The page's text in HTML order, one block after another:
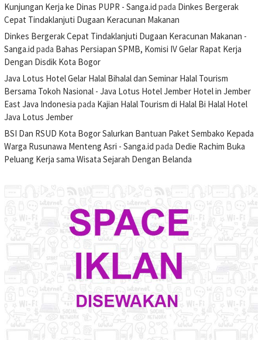
Kunjungan Kerja ke Dinas PUPR - Sanga.id pada Dinkes Bergerak
Cepat Tindaklanjuti Dugaan Keracunan Makanan
Dinkes Bergerak Cepat Tindaklanjuti Dugaan Keracunan Makanan -
Sanga.id pada Bahas Persiapan SPMB, Komisi IV Gelar Rapat Kerja
Dengan Disdik Kota Bogor
Java Lotus Hotel Gelar Halal Bihalal dan Seminar Halal Tourism
Bersama Tokoh Nasional - Java Lotus Hotel Jember Hotel in Jember
East Java Indonesia pada Kajian Halal Tourism di Halal Bi Halal Hotel
Java Lotus Jember
BSI Dan RSUD Kota Bogor Salurkan Bantuan Paket Sembako Kepada
Warga Rusunawa Menteng Asri - Sanga.id pada Dedie Rachim Buka
Peluang Kerja sama Wisata Sejarah Dengan Belanda